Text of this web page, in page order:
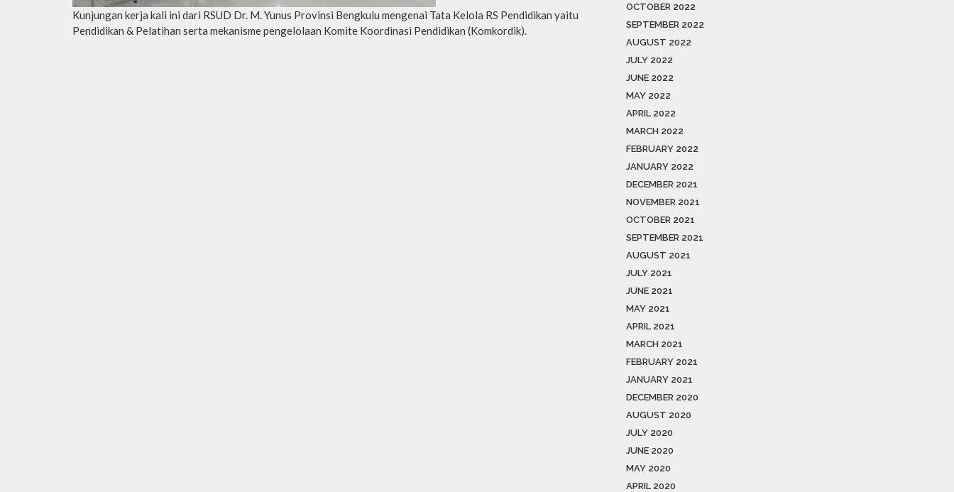
Kunjungan kerja kali ini dari RSUD Dr. M. Yunus Provinsi Bengkulu mengenai Tata Kelola RS Pendidikan yaitu
Pendidikan & Pelatihan serta mekanisme pengelolaan Komite Koordinasi Pendidikan (Komkordik).
OCTOBER 2022
SEPTEMBER 2022
AUGUST 2022
JULY 2022
JUNE 2022
MAY 2022
APRIL 2022
MARCH 2022
FEBRUARY 2022
JANUARY 2022
DECEMBER 2021
NOVEMBER 2021
OCTOBER 2021
SEPTEMBER 2021
AUGUST 2021
JULY 2021
JUNE 2021
MAY 2021
APRIL 2021
MARCH 2021
FEBRUARY 2021
JANUARY 2021
DECEMBER 2020
AUGUST 2020
JULY 2020
JUNE 2020
MAY 2020
APRIL 2020